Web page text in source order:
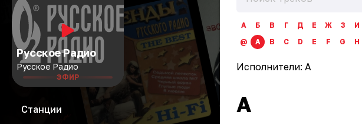
Русское Радио
Русское Радио
ЭФИР
Станции
А Б В Г Д Е Ж З И
@
A B C D E F G H
Исполнители: A
A